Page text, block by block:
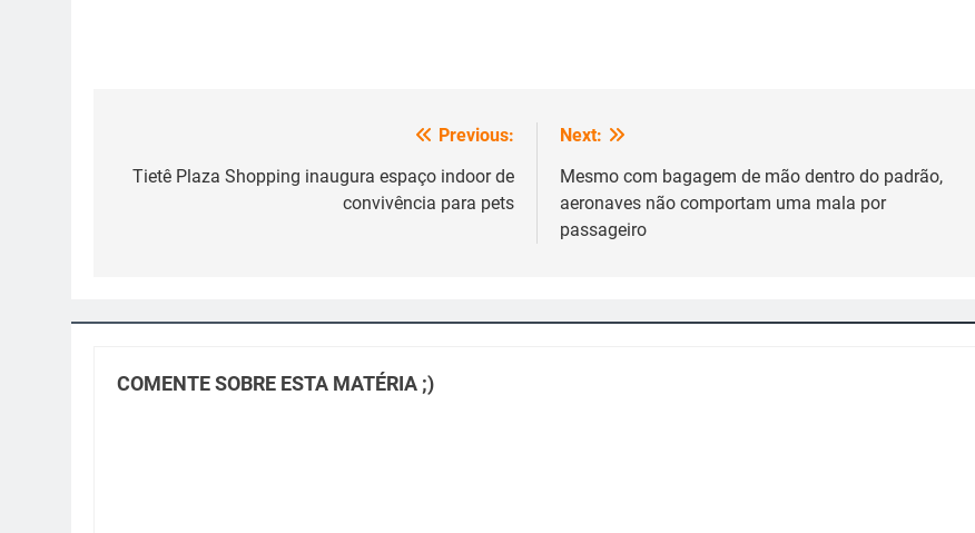
de
Previous:
Tietê Plaza Shopping inaugura espaço indoor de
convivência para pets
Next:
Mesmo com bagagem de mão dentro do padrão,
aeronaves não comportam uma mala por
passageiro
COMENTE SOBRE ESTA MATÉRIA ;)